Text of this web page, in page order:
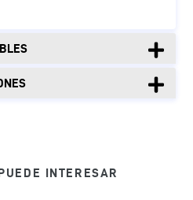
INTERESAR